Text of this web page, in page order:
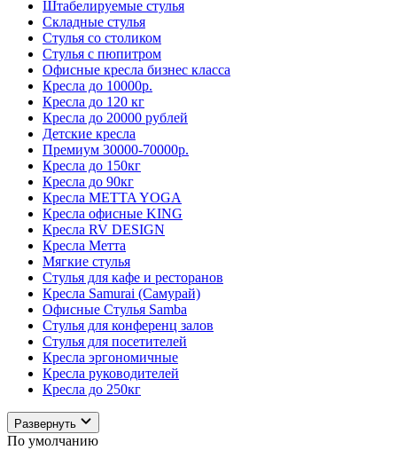
Штабелируемые стулья
Складные стулья
Стулья со столиком
Стулья с пюпитром
Офисные кресла бизнес класса
Кресла до 10000р.
Кресла до 120 кг
Кресла до 20000 рублей
Детские кресла
Премиум 30000-70000р.
Кресла до 150кг
Кресла до 90кг
Кресла METTA YOGA
Кресла офисные KING
Кресла RV DESIGN
Кресла Метта
Мягкие стулья
Стулья для кафе и ресторанов
Кресла Samurai (Самурай)
Офисные Стулья Samba
Стулья для конференц залов
Стулья для посетителей
Кресла эргономичные
Кресла руководителей
Кресла до 250кг
Развернуть
По умолчанию